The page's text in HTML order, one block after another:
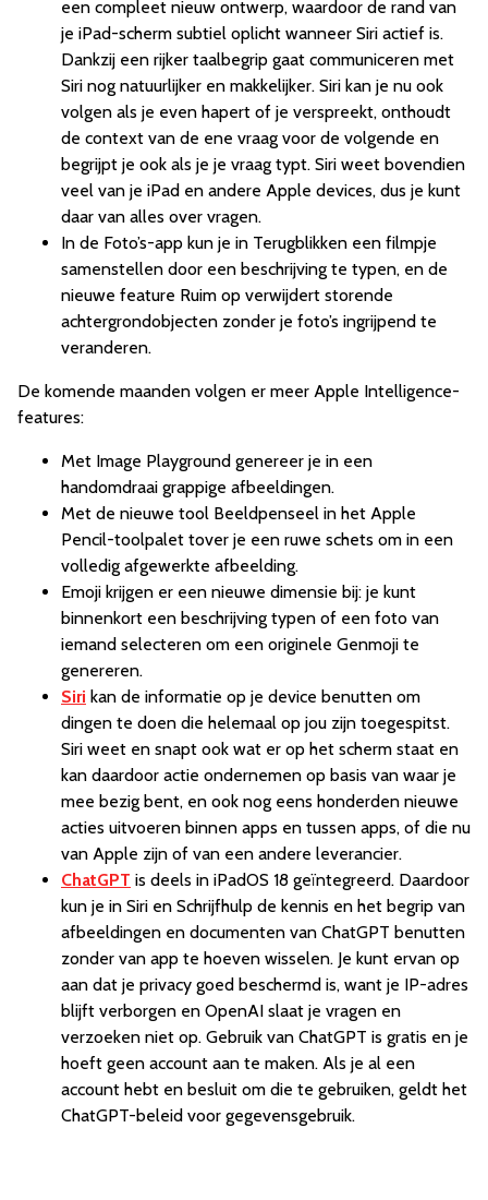
een compleet nieuw ontwerp, waardoor de rand van
je iPad-scherm subtiel oplicht wanneer Siri actief is.
Dankzij een rijker taalbegrip gaat communiceren met
Siri nog natuurlijker en makkelijker. Siri kan je nu ook
volgen als je even hapert of je verspreekt, onthoudt
de context van de ene vraag voor de volgende en
begrijpt je ook als je je vraag typt. Siri weet bovendien
veel van je iPad en andere Apple devices, dus je kunt
daar van alles over vragen.
In de Foto’s-app kun je in Terugblikken een filmpje
samenstellen door een beschrijving te typen, en de
nieuwe feature Ruim op verwijdert storende
achtergrondobjecten zonder je foto’s ingrijpend te
veranderen.
De komende maanden volgen er meer Apple Intelligence-
features:
Met Image Playground genereer je in een
handomdraai grappige afbeeldingen.
Met de nieuwe tool Beeldpenseel in het Apple
Pencil-toolpalet tover je een ruwe schets om in een
volledig afgewerkte afbeelding.
Emoji krijgen er een nieuwe dimensie bij: je kunt
binnenkort een beschrijving typen of een foto van
iemand selecteren om een originele Genmoji te
genereren.
Siri kan de informatie op je device benutten om
dingen te doen die helemaal op jou zijn toegespitst.
Siri weet en snapt ook wat er op het scherm staat en
kan daardoor actie ondernemen op basis van waar je
mee bezig bent, en ook nog eens honderden nieuwe
acties uitvoeren binnen apps en tussen apps, of die nu
van Apple zijn of van een andere leverancier.
ChatGPT is deels in iPadOS 18 geïntegreerd. Daardoor
kun je in Siri en Schrijfhulp de kennis en het begrip van
afbeeldingen en documenten van ChatGPT benutten
zonder van app te hoeven wisselen. Je kunt ervan op
aan dat je privacy goed beschermd is, want je IP-adres
blijft verborgen en OpenAI slaat je vragen en
verzoeken niet op. Gebruik van ChatGPT is gratis en je
hoeft geen account aan te maken. Als je al een
account hebt en besluit om die te gebruiken, geldt het
ChatGPT-beleid voor gegevensgebruik.